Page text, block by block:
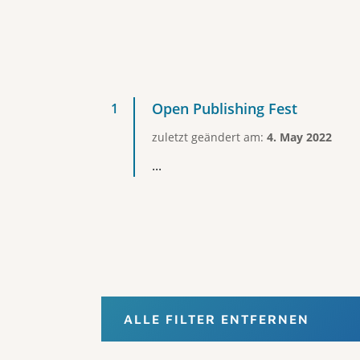
Open Publishing Fest
zuletzt geändert am: 4. May 2022
...
ALLE FILTER ENTFERNEN